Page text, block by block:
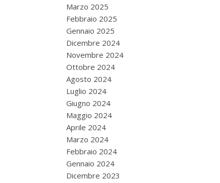
Marzo 2025
Febbraio 2025
Gennaio 2025
Dicembre 2024
Novembre 2024
Ottobre 2024
Agosto 2024
Luglio 2024
Giugno 2024
Maggio 2024
Aprile 2024
Marzo 2024
Febbraio 2024
Gennaio 2024
Dicembre 2023